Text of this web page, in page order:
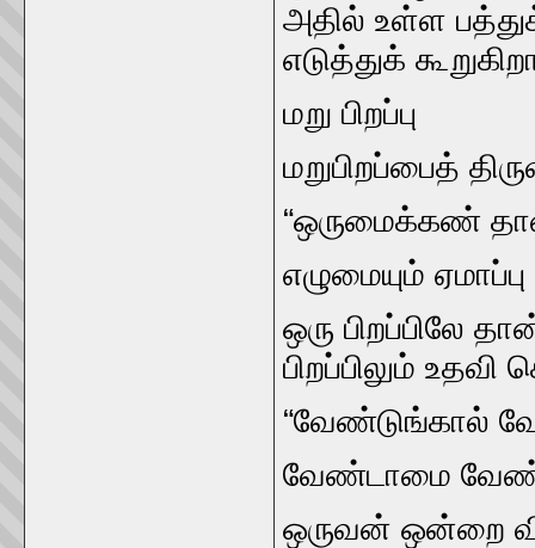
அதில்‌ உள்ள
எடுத்துக்‌
மறு பிறப்பு
மறுபிறப்பைத்‌
“ஒருமைக்கண்‌
எழுமையும்‌
ஒரு பிறப்பிலே
பிறப்பிலும்‌
“வேண்டுங்கால்‌
வேண்டாமை
ஒருவன்‌ ஒன்றை